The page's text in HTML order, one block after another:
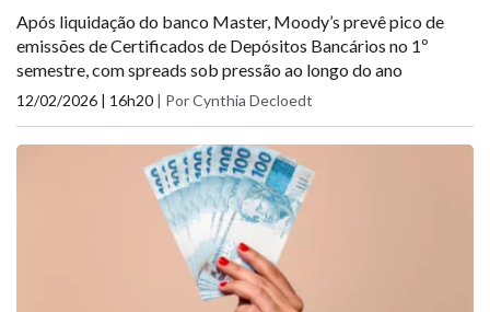
Após liquidação do banco Master, Moody’s prevê pico de
emissões de Certificados de Depósitos Bancários no 1º
semestre, com spreads sob pressão ao longo do ano
12/02/2026 | 16h20 | Por Cynthia Decloedt